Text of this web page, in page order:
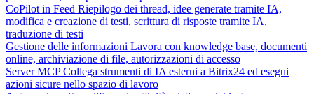
CoPilot in Feed Riepilogo dei thread, idee generate tramite IA,
modifica e creazione di testi, scrittura di risposte tramite IA,
traduzione di testi
Gestione delle informazioni Lavora con knowledge base, documenti
online, archiviazione di file, autorizzazioni di accesso
Server MCP Collega strumenti di IA esterni a Bitrix24 ed esegui
azioni sicure nello spazio di lavoro